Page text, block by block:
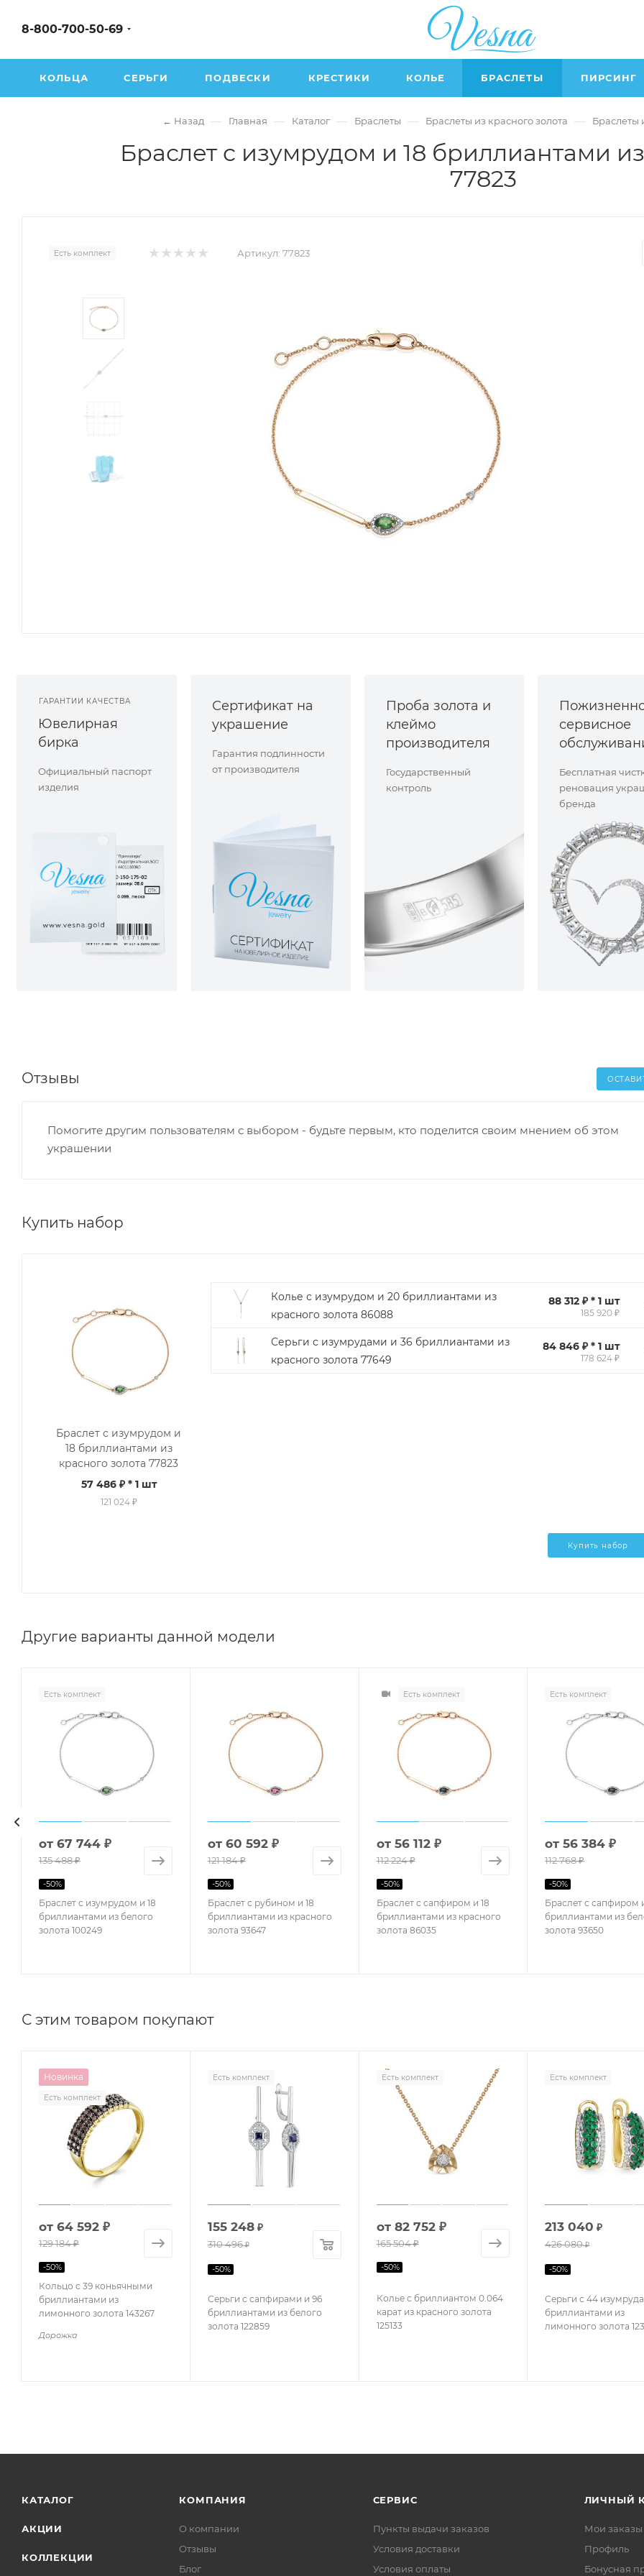
8-800-700-50-69
КОЛЬЦА СЕРЬГИ ПОДВЕСКИ КРЕСТИКИ КОЛЬЕ БРАСЛЕТЫ ПИРСИНГ
← Назад — Главная — Каталог — Браслеты — Браслеты из красного золота — Браслеты
Браслет с изумрудом и 18 бриллиантами
77823
Есть комплект Артикул: 77823
ГАРАНТИИ КАЧЕСТВА
Ювелирная
бирка
Официальный паспорт
изделия
Сертификат на
украшение
Гарантия подлинности
от производителя
Проба золота и
клеймо
производителя
Государственный
контроль
сервисное
Бесплатная
реновация
бренда
Отзывы
Помогите другим пользователям с выбором - будьте первым, кто поделится своим мнением об этом
украшении
Купить набор
Браслет с изумрудом и
18 бриллиантами из
красного золота 77823
57 486 ₽* 1 шт
121 024 ₽
Колье с изумрудом и 20 бриллиантами из
красного золота 86088
88 312 ₽ * 1 шт
185 920 ₽
Серьги с изумрудами и 36 бриллиантами из
красного золота 77649
84 846 ₽ * 1 шт
178 624 ₽
Купить набор
Другие варианты данной модели
Есть комплект
Браслет с изумрудом и 18
бриллиантами из белого
золота 100249
от 67 744 ₽
135 488 ₽
-50%
Браслет с рубином и 18
бриллиантами из красного
золота 93647
от 60 592 ₽
121 184 ₽
-50%
Есть комплект
Браслет с сапфиром и 18
бриллиантами из красного
золота 86035
от 56 112 ₽
112 224 ₽
-50%
Есть комплект
Браслет с сапфиром
бриллиантами из
золота 93650
от56 384 ₽
112 768 ₽
-50%
С этим товаром покупают
Новинка
Есть комплект
Кольцо с 39 коньячными
бриллиантами из
лимонного золота 143267
Дорожка
от 64 592 ₽
129 184 ₽
-50%
Есть комплект
Серьги с сапфирами и 96
бриллиантами из белого
золота 122859
155 248₽
310 496₽
-50%
Есть комплект
Колье с бриллиантом 0.064
карат из красного золота
125133
от 82 752 ₽
165 504 ₽
-50%
Есть комплект
Серьги с 44
бриллиантами из
лимонного золота
213 040 ₽
426 080₽
-50%
КАТАЛОГ
АКЦИИ
КОЛЛЕКЦИИ
КОМПАНИЯ
О компании
Отзывы
Блог
СЕРВИС
Пункты выдачи заказов
Условия доставки
Условия оплаты
ЛИЧНЫЙ
Мои заказы
Профиль
Бонусная